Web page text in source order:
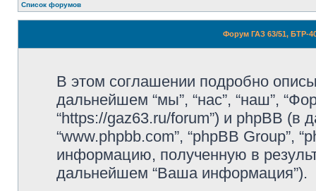
Список форумов
Форум ГАЗ 63/51, БТР-
В этом соглашении подробно
дальнейшем “мы”, “нас”, “наш”,
“https://gaz63.ru/forum”) и phpBB (в
“www.phpbb.com”, “phpBB Group”,
информацию, полученную в
дальнейшем “Ваша информация”).